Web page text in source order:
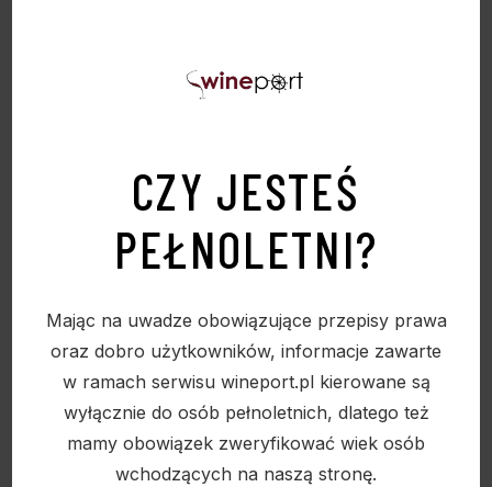
CZY JESTEŚ
PEŁNOLETNI?
Mając na uwadze obowiązujące przepisy prawa
oraz dobro użytkowników, informacje zawarte
w ramach serwisu wineport.pl kierowane są
wyłącznie do osób pełnoletnich, dlatego też
mamy obowiązek zweryfikować wiek osób
wchodzących na naszą stronę.